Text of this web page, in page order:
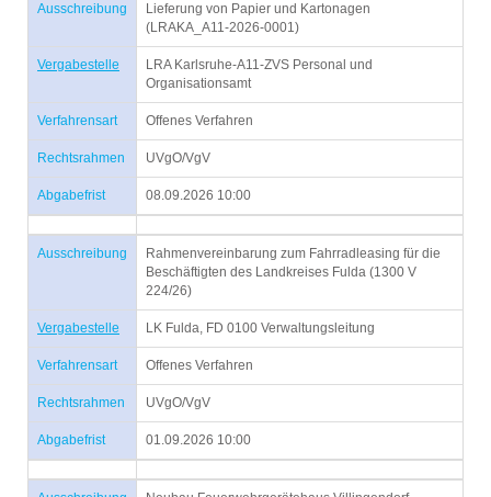
Ausschreibung
Lieferung von Papier und Kartonagen
(LRAKA_A11-2026-0001)
Vergabestelle
LRA Karlsruhe-A11-ZVS Personal und
Organisationsamt
Verfahrensart Offenes Verfahren
Rechtsrahmen UVgO/VgV
Abgabefrist 08.09.2026 10:00
Ausschreibung
Rahmenvereinbarung zum Fahrradleasing für die
Beschäftigten des Landkreises Fulda (1300 V
224/26)
Vergabestelle LK Fulda, FD 0100 Verwaltungsleitung
Verfahrensart Offenes Verfahren
Rechtsrahmen UVgO/VgV
Abgabefrist 01.09.2026 10:00